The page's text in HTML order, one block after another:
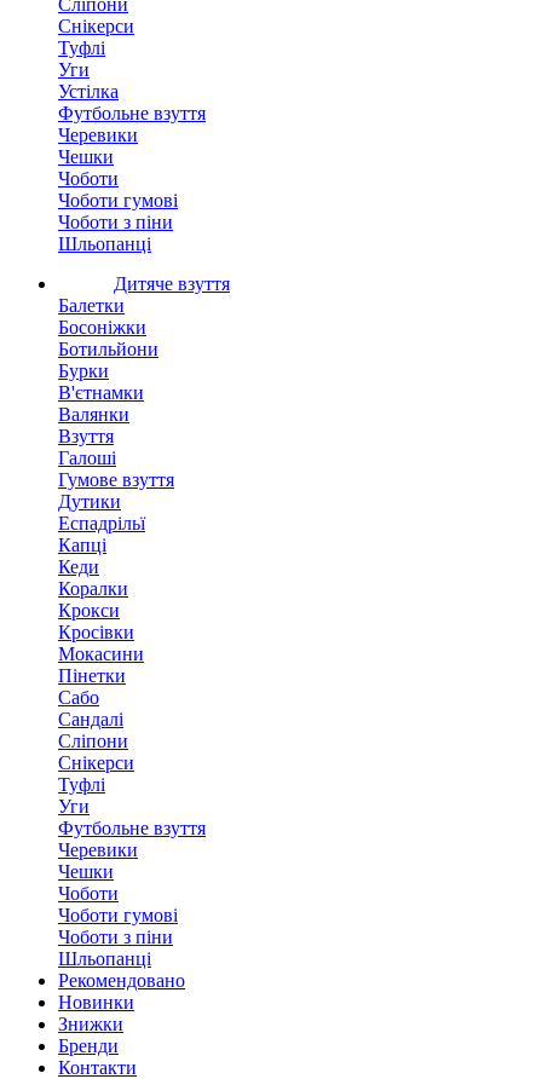
Сліпони
Снікерси
Туфлі
Уги
Устілка
Футбольне взуття
Черевики
Чешки
Чоботи
Чоботи гумові
Чоботи з піни
Шльопанці
Дитяче взуття
Балетки
Босоніжки
Ботильйони
Бурки
В'єтнамки
Валянки
Взуття
Галоші
Гумове взуття
Дутики
Еспадрільї
Капці
Кеди
Коралки
Крокси
Кросівки
Мокасини
Пінетки
Сабо
Сандалі
Сліпони
Снікерси
Туфлі
Уги
Футбольне взуття
Черевики
Чешки
Чоботи
Чоботи гумові
Чоботи з піни
Шльопанці
Рекомендовано
Новинки
Знижки
Бренди
Контакти